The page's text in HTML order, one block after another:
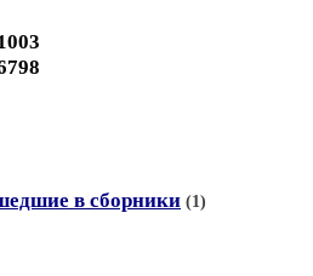
в сборники (1)